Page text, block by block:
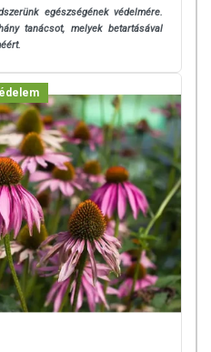
egészségének védelmére.
tanácsot, melyek betartásával